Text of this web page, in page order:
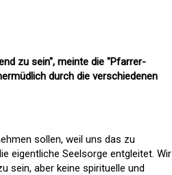
zu sein", meinte die "Pfarrer-
durch die verschiedenen
sollen, weil uns das zu
eigentliche Seelsorge entgleitet. Wir
sein, aber keine spirituelle und